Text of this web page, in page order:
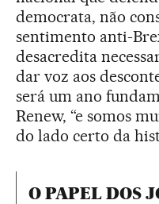
democrata, não
sentimento anti-
desacredita
dar voz aos
será um ano
Renew, “e somos
do lado certo da
O PAPEL DOS